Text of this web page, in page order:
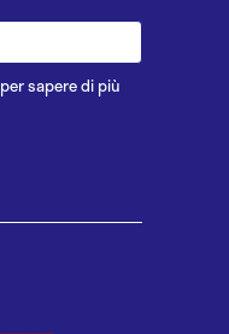
per sapere di più